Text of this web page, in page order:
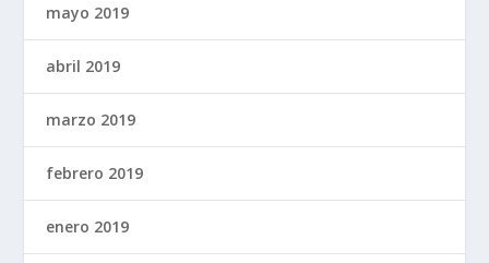
mayo 2019
abril 2019
marzo 2019
febrero 2019
enero 2019